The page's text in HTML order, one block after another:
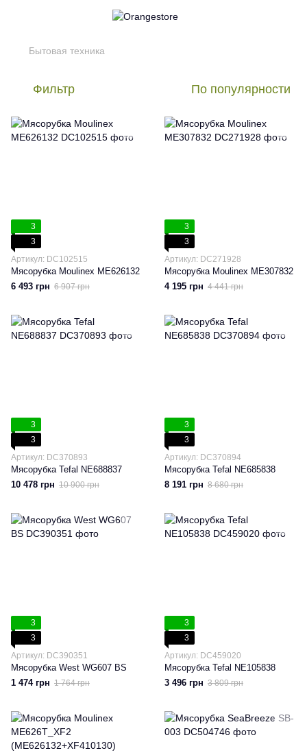
Бытовая техника
Фильтр По популярности
3
3
Артикул: DC102515
Мясорубка Moulinex ME626132
6 493 грн 6 907 грн
3
3
Артикул: DC271928
Мясорубка Moulinex ME307832
4 195 грн 4 441 грн
3
3
Артикул: DC370893
Мясорубка Tefal NE688837
10 478 грн 10 900 грн
3
3
Артикул: DC370894
Мясорубка Tefal NE685838
8 191 грн 8 680 грн
3
3
Артикул: DC390351
Мясорубка West WG607 BS
1 474 грн 1 764 грн
3
3
Артикул: DC459020
Мясорубка Tefal NE105838
3 496 грн 3 809 грн